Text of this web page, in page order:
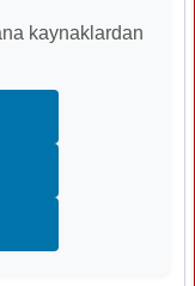
kaynaklardan